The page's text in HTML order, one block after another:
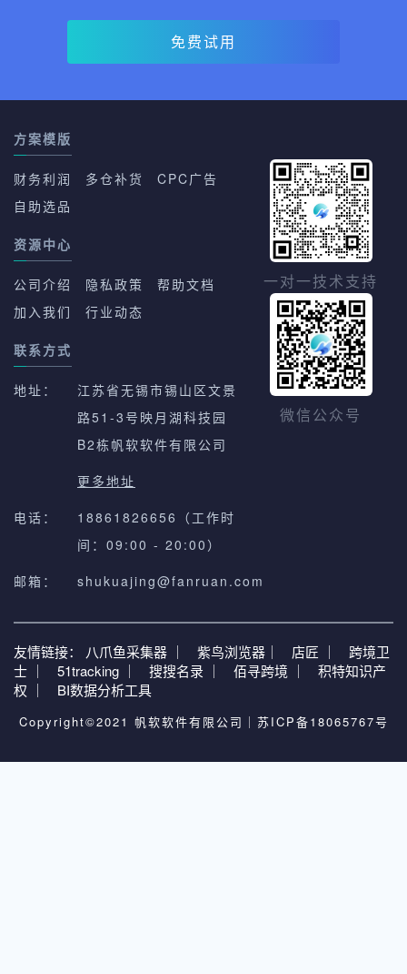
免费试用
方案模版
财务利润 多仓补货
CPC广告
自助选品
资源中心
公司介绍 隐私政策
帮助文档
加入我们
行业动态
联系方式
地址：
江苏省无锡市锡山区文景
路51-3号映月湖科技园
B2栋帆软软件有限公司
更多地址
电话：
18861826656（工作时
间：09:00 - 20:00）
邮箱：
shukuajing@fanruan.com
一对一技术支持
微信公众号
友情链接： 八爪鱼采集器 ｜ 紫鸟浏览器｜ 店匠 ｜
跨境卫
士 ｜
51tracking ｜ 搜搜名录 ｜ 佰寻跨境 ｜
积特知识产
权 ｜
BI数据分析工具
Copyright©2021 帆软软件有限公司｜ 苏ICP备18065767号